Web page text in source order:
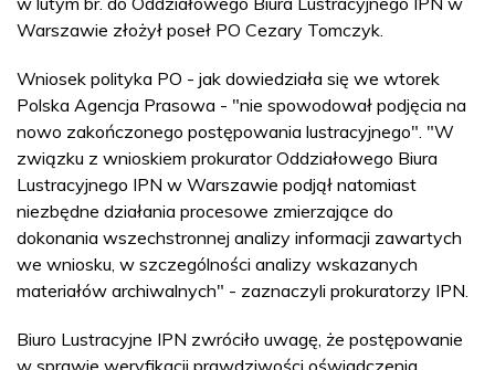
Warszawie złożył poseł PO Cezary Tomczyk.
Wniosek polityka PO - jak dowiedziała się we wtorek
Polska Agencja Prasowa - "nie spowodował podjęcia na
nowo zakończonego postępowania lustracyjnego". "W
związku z wnioskiem prokurator Oddziałowego Biura
Lustracyjnego IPN w Warszawie podjął natomiast
niezbędne działania procesowe zmierzające do
dokonania wszechstronnej analizy informacji zawartych
we wniosku, w szczególności analizy wskazanych
materiałów archiwalnych" - zaznaczyli prokuratorzy IPN.
Biuro Lustracyjne IPN zwróciło uwagę, że postępowanie
w sprawie weryfikacji prawdziwości oświadczenia